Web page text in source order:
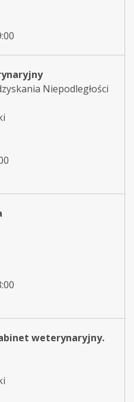
Niepodległości
weterynaryjny.